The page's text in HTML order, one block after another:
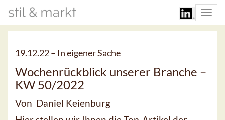
19.12.22 – In eigener Sache
Wochenrückblick unserer Branche –
KW 50/2022
Von Daniel Keienburg